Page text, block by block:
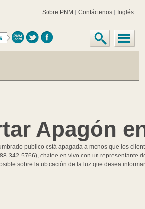
Sobre PNM Contáctenos Inglés
Apagón
publico está apagada a menos que los
342-5766), chatee en vivo con un representante
sobre la ubicación de la luz que desea